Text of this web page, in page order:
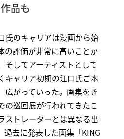
作品も
氏のキャリアは漫画から始
の評価が非常に高いことか
そしてアーティストとして
キャリア初期の江口氏ご本
広がっていった。画集をき
の巡回展が行われてきたこ
ストレーターとは異なる出
過去に発表した画集「KING